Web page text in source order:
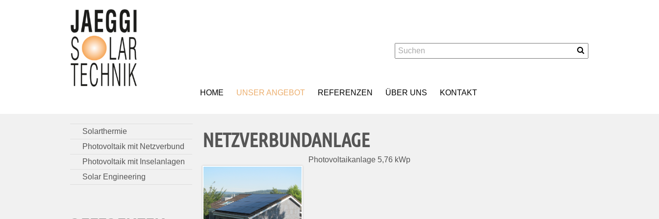
HOME UNSER ANGEBOT REFERENZEN ÜBER UNS KONTAKT
NETZVERBUNDANLAGE
Photovoltaikanlage 5,76 kWp
Solarthermie
Photovoltaik mit Netzverbund
Photovoltaik mit Inselanlagen
Solar Engineering